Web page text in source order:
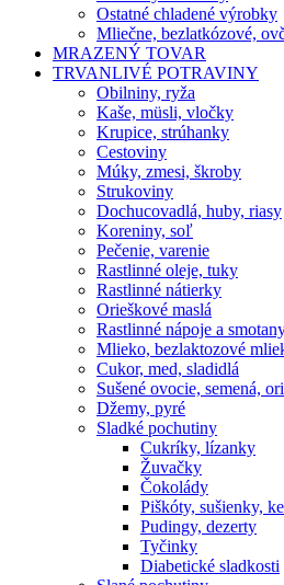
Ostatné chladené výrobky
Mliečne, bezlatkózové,
MRAZENÝ TOVAR
TRVANLIVÉ POTRAVINY
Obilniny, ryža
Kaše, müsli, vločky
Krupice, strúhanky
Cestoviny
Múky, zmesi, škroby
Strukoviny
Dochucovadlá, huby, riasy
Koreniny, soľ
Pečenie, varenie
Rastlinné oleje, tuky
Rastlinné nátierky
Orieškové maslá
Rastlinné nápoje a
Mlieko, bezlaktozové
Cukor, med, sladidlá
Sušené ovocie, semená,
Džemy, pyré
Sladké pochutiny
Cukríky, lízanky
Žuvačky
Čokolády
Piškóty, sušienky,
Pudingy, dezerty
Tyčinky
Diabetické sladkosti